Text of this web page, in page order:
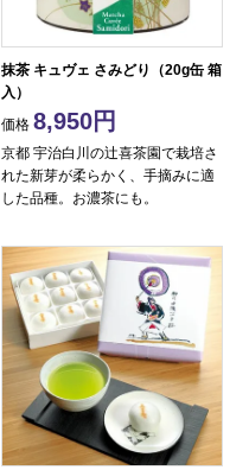
抹茶 キュヴェ さみどり（20g缶 箱
入）
価格 8,950
京都 宇治白川の辻喜茶園で栽培さ
れた新芽が柔らかく、手摘みに適
した品種。お濃茶にも。